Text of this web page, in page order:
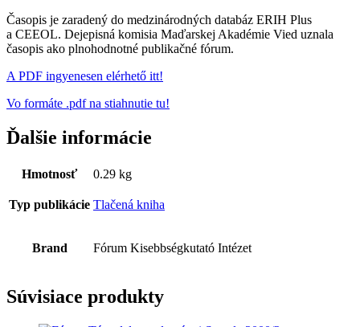
Časopis je zaradený do medzinárodných databáz ERIH Plus
a CEEOL. Dejepisná komisia Maďarskej Akadémie Vied uznala
časopis ako plnohodnotné publikačné fórum.
A PDF ingyenesen elérhető itt!
Vo formáte .pdf na stiahnutie tu!
Ďalšie informácie
Hmotnosť 0.29 kg
Typ publikácie Tlačená kniha
Brand Fórum Kisebbségkutató Intézet
Súvisiace produkty